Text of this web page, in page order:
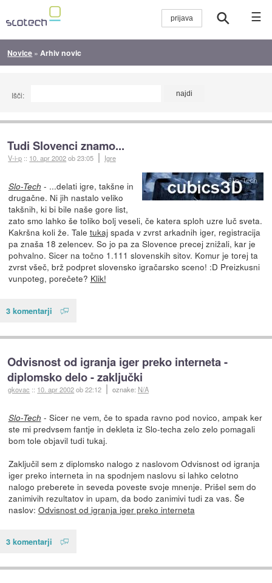
☰
Novice » Arhiv novic
Išči:
Tudi Slovenci znamo...
V-i-p :: 10. apr 2002ob 23:05 Igre
Slo-Tech - ...delati igre, takšne in
drugačne. Ni jih nastalo veliko
takšnih, ki bi bile naše gore list,
zato smo lahko še toliko bolj veseli, če katera sploh uzre luč sveta.
Kakršna koli že. Tale tukajspada v zvrst arkadnih iger, registracija
pa znaša 18 zelencev. So jo pa za Slovence precej znižali, kar je
pohvalno. Sicer na točno 1.111 slovenskih sitov. Komur je torej ta
zvrst všeč, brž podpret slovensko igračarsko sceno! :D Preizkusni
vunpoteg, porečete? Klik!
3 komentarji
Odvisnost od igranja iger preko interneta -
diplomsko delo - zaključki
gkovac :: 10. apr 2002ob 22:12 oznake: N/A
Slo-Tech - Sicer ne vem, če to spada ravno pod novico, ampak ker
ste mi predvsem fantje in dekleta iz Slo-techa zelo zelo pomagali
bom tole objavil tudi tukaj.
Zaključil sem z diplomsko nalogo z naslovom Odvisnost od igranja
iger preko interneta in na spodnjem naslovu si lahko celotno
nalogo preberete in seveda poveste svoje mnenje. Prišel sem do
zanimivih rezultatov in upam, da bodo zanimivi tudi za vas. Še
naslov: Odvisnost od igranja iger preko interneta
3 komentarji